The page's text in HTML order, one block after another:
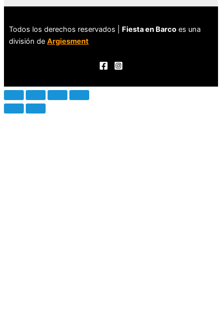
Todos los derechos reservados | Fiesta en Barco es una
división de Argiesment